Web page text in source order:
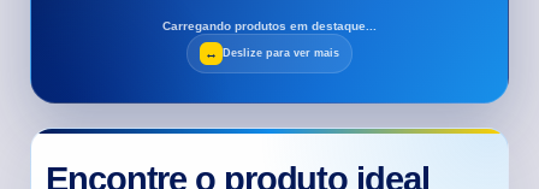
Carregando produtos em destaque...
Deslize para ver mais
Encontre o produto ideal